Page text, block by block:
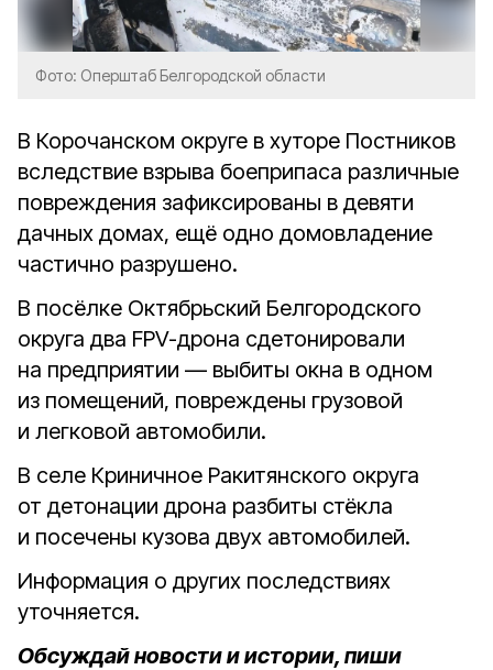
Фото: Оперштаб Белгородской области
В Корочанском округе в хуторе Постников
вследствие взрыва боеприпаса различные
повреждения зафиксированы в девяти
дачных домах, ещё одно домовладение
частично разрушено.
В посёлке Октябрьский Белгородского
округа два FPV-дрона сдетонировали
на предприятии — выбиты окна в одном
из помещений, повреждены грузовой
и легковой автомобили.
В селе Криничное Ракитянского округа
от детонации дрона разбиты стёкла
и посечены кузова двух автомобилей.
Информация о других последствиях
уточняется.
Обсуждай новости и истории, пиши